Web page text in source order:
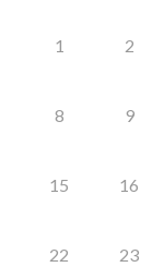
1 2
8 9
15 16
22 23